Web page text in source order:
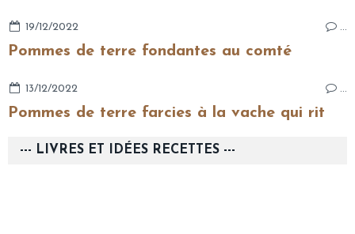
19/12/2022 …
Pommes de terre fondantes au comté
13/12/2022
Pommes de terre farcies à la vache qui rit
--- LIVRES ET IDÉES RECETTES ---